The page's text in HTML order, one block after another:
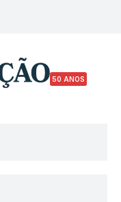
50 ANOS